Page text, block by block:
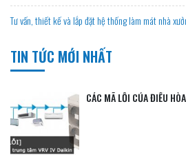
Tư vấn, thiết kế và lắp đặt hệ thống làm mát nhà
TIN TỨC MỚI NHẤT
CÁC MÃ LỖI CỦA ĐIỀU